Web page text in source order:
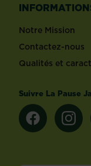
Notre Mission
Contactez-nous
Qualités et
Suivre La Pause